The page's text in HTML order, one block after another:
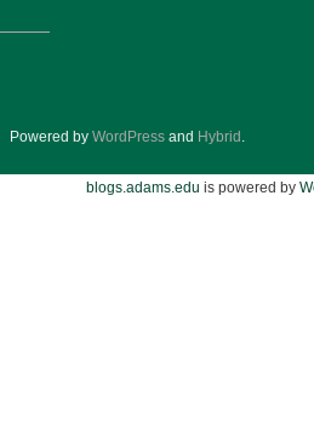
Powered by WordPress and Hybrid .
blogs.adams.edu is powered by